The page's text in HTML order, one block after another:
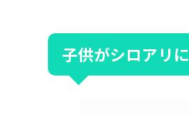
子供がシロアリ